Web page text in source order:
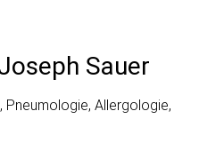
Sauer
Pneumologie, Allergologie,